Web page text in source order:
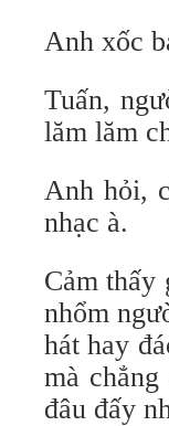
Anh xốc
Tuấn,
lăm lăm
Anh hỏi,
nhạc à.
Cảm thấy
nhổm
hát hay
mà
đâu đấy